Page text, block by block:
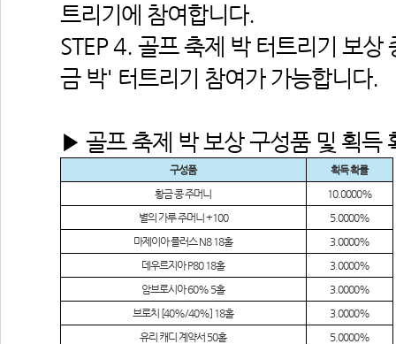
트리기에 참여합니다.
STEP 4. 골프 축제 박 터트리기 보
금 박' 터트리기 참여가 가능합니다.
▶ 골프 축제 박 보상 구성품 및 획득
구성품
획득 확률
황금 콩 주머니
10.0000%
별의 가루 주머니 +100
5.0000%
마제이아 플러스 N8 18홀
3.0000%
데우르지아 P80 18홀
3.0000%
암브로시아 60% 5홀
3.0000%
브로치 [40%/40%] 18홀
3.0000%
유리 캐디 계약서 50홀
5.0000%